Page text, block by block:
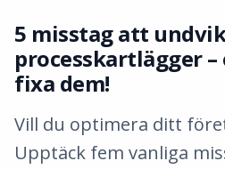
5 misstag att
processkartlägger
fixa dem!
Vill du optimera ditt
Upptäck fem vanliga